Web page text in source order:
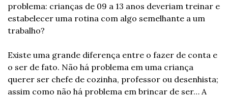
problema: crianças de 09 a 13 anos deveriam treinar e
estabelecer uma rotina com algo semelhante a um
trabalho?
Existe uma grande diferença entre o fazer de conta e
o ser de fato. Não há problema em uma criança
querer ser chefe de cozinha, professor ou desenhista;
assim como não há problema em brincar de ser… A